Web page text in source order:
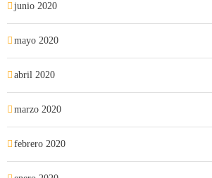
junio 2020
mayo 2020
abril 2020
marzo 2020
febrero 2020